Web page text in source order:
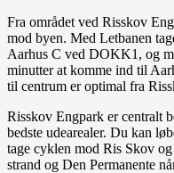
Fra området ved Risskov
mod byen. Med Letbanen
Aarhus C ved DOKK1, og
minutter at komme ind til
til centrum er optimal fra
Risskov Engpark er centralt
bedste udearealer. Du kan
tage cyklen mod Ris Skov
strand og Den Permanente